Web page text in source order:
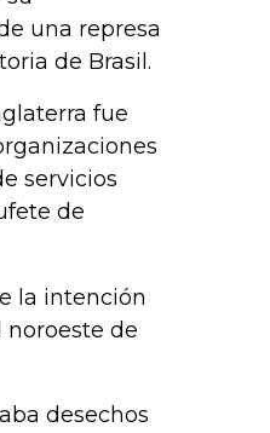
una represa
de Brasil.
fue
servicios
de
la intención
de
desechos